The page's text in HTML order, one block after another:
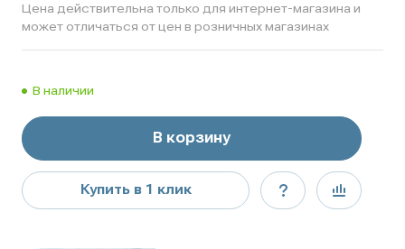
Цена действительна только для интернет-магазина и
может отличаться от цен в розничных магазинах
В наличии
В корзину
Купить в 1 клик